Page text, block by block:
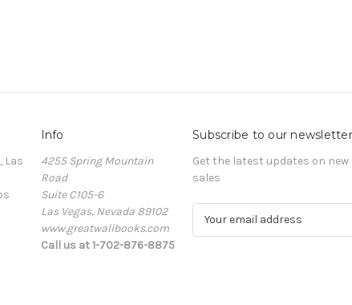
Las
Info
4255 Spring Mountain
Road
Suite C105-6
Las Vegas, Nevada 89102
www.greatwallbooks.com
Call us at 1-702-876-8875
Subscribe to our newsletter
Get the latest updates on
sales